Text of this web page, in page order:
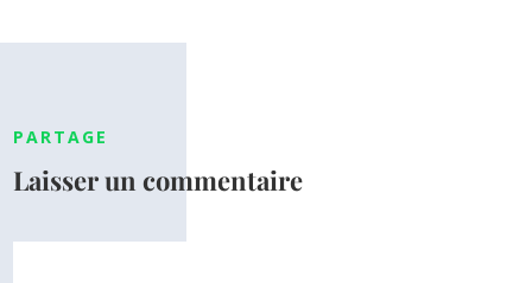
PARTAGE
Laisser un commentaire